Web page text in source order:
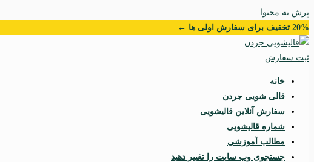
پرش به محتوا
20% تخفیف برای سفارش اولی ها ←
ثبت سفارش
خانه
قالی شویی جردن
سفارش آنلاین قالیشویی
شماره قالیشویی
مطالب آموزشی
جستجوی وب سایت را تغییر دهید